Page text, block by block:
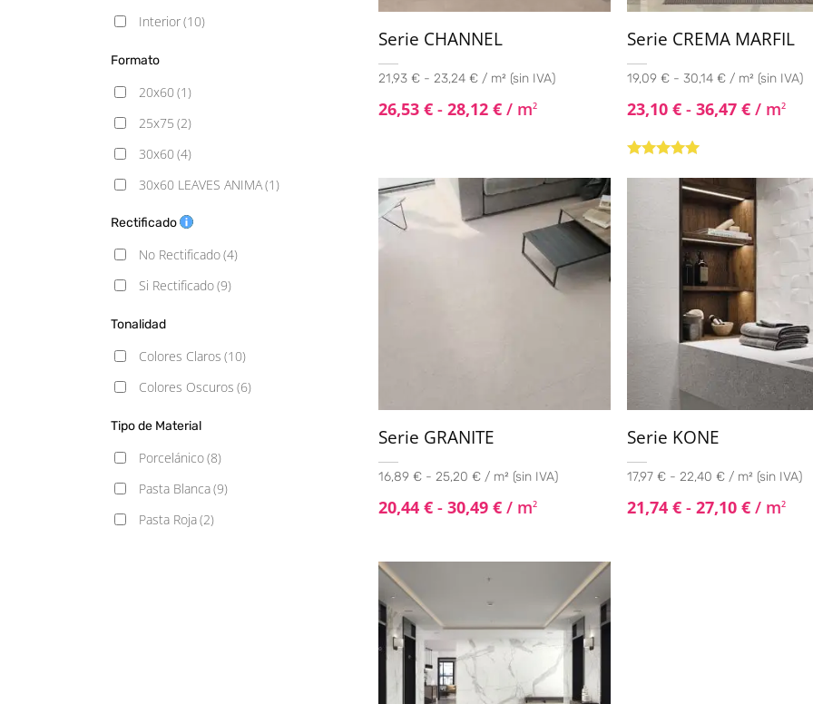
Interior(10)
Formato
20x60 (1)
25x75 (2)
30x60 (4)
30x60 LEAVES ANIMA(1)
30x90 (10)
30x90 PYRAMID ANIMA WHITE
40x120 (1)
90x90(1)
Mosaico 30x30
Rectificado
No Rectificado(4)
Si Rectificado(9)
Tonalidad
Colores Claros (10)
Colores Oscuros (6)
Tipo de Material
Porcelánico(8)
Pasta Blanca(9)
Pasta Roja(2)
Serie CHANNEL
21,93 € - 23,24 € / m² (sin IVA)
26,53 € - 28,12 € / m2
Serie CREMA MARFIL
19,09 € - 30,14 € / m² (sin IVA)
23,10€ - 36,47€ / m2
5.00de 5
Serie GRANITE
16,89 € - 25,20 € / m² (sin IVA)
20,44 € - 30,49 € / m2
Serie KONE
17,97 € - 22,40 € / m² (sin IVA)
21,74€ - 27,10€ / m2